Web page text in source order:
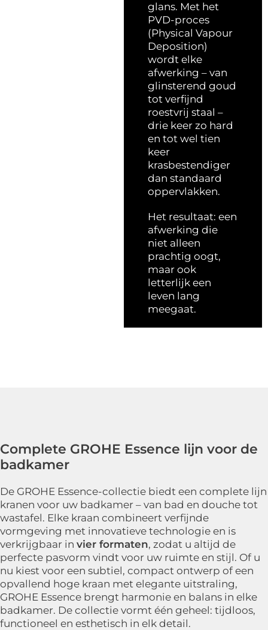
glans. Met het
PVD-proces
(Physical Vapour
Deposition)
wordt elke
afwerking – van
glinsterend goud
tot verfijnd
roestvrij staal –
drie keer zo hard
en tot wel tien
keer
krasbestendiger
dan standaard
oppervlakken.
Het resultaat: een
afwerking die
niet alleen
prachtig oogt,
maar ook
letterlijk een
leven lang
meegaat.
Complete GROHE Essence lijn voor de
badkamer
De GROHE Essence-collectie biedt een complete lijn
kranen voor uw badkamer – van bad en douche tot
wastafel. Elke kraan combineert verfijnde
vormgeving met innovatieve technologie en is
verkrijgbaar in vier formaten, zodat u altijd de
perfecte pasvorm vindt voor uw ruimte en stijl. Of u
nu kiest voor een subtiel, compact ontwerp of een
opvallend hoge kraan met elegante uitstraling,
GROHE Essence brengt harmonie en balans in elke
badkamer. De collectie vormt één geheel: tijdloos,
functioneel en esthetisch in elk detail.